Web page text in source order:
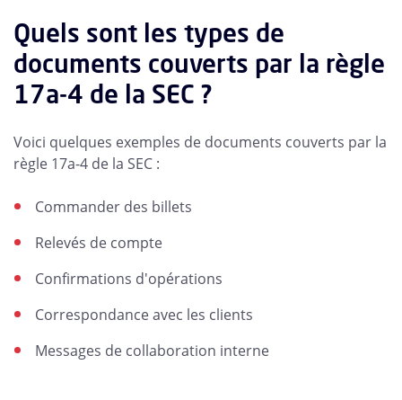
Quels sont les types de
documents couverts par la règle
17a-4 de la SEC ?
Voici quelques exemples de documents couverts par la
règle 17a-4 de la SEC :
Commander des billets
Relevés de compte
Confirmations d'opérations
Correspondance avec les clients
Messages de collaboration interne